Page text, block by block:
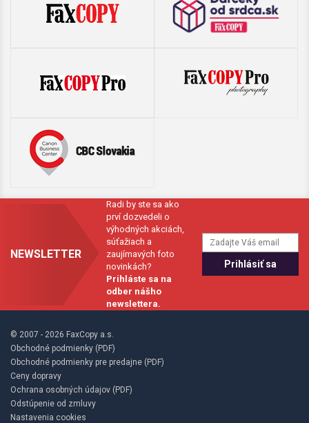
NEWSLETTER
Radi by ste sa ako
prví dozvedeli o
výhodných akciách,
súťažiach a
zaujímavých foto
novinkách?
Prihláste sa na
odber nášho
newslettera.
© 2007 - 2026 FaxCopy a.s.
Obchodné podmienky (PDF)
Obchodné podmienky pre predajne (PDF)
Ceny dopravy
Ochrana osobných údajov (PDF)
Odstúpenie od zmluvy
Nastavenia cookies